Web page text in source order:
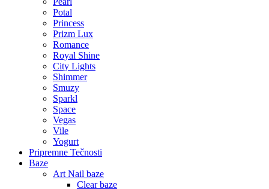
Potal
Princess
Prizm Lux
Romance
Royal Shine
City Lights
Shimmer
Smuzy
Sparkl
Space
Vegas
Vile
Yogurt
Pripremne Tečnosti
Baze
Art Nail baze
Clear baze